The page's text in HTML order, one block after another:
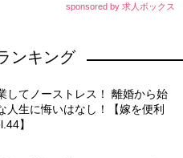
sponsored by 求人ボックス
ンキング
してノーストレス！ 離婚から始
人生に悔いはなし！【嫁を便利
】